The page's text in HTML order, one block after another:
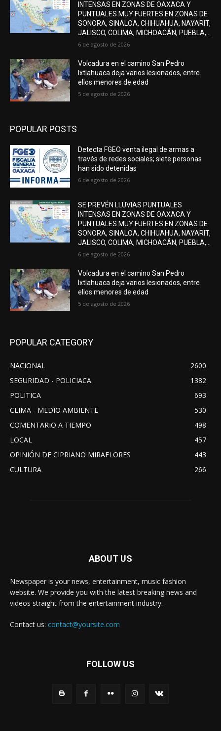
INTENSAS EN ZONAS DE OAXACA Y
PUNTUALES MUY FUERTES EN ZONAS DE
SONORA, SINALOA, CHIHUAHUA, NAYARIT,
JALISCO, COLIMA, MICHOACÁN, PUEBLA,...
6 de agosto de 2026
Volcadura en el camino San Pedro
Ixtlahuaca deja varios lesionados, entre
ellos menores de edad
5 de agosto de 2026
POPULAR POSTS
Detecta FGEO venta ilegal de armas a
través de redes sociales; siete personas
han sido detenidas
6 de agosto de 2026
SE PREVÉN LLUVIAS PUNTUALES
INTENSAS EN ZONAS DE OAXACA Y
PUNTUALES MUY FUERTES EN ZONAS DE
SONORA, SINALOA, CHIHUAHUA, NAYARIT,
JALISCO, COLIMA, MICHOACÁN, PUEBLA,...
6 de agosto de 2026
Volcadura en el camino San Pedro
Ixtlahuaca deja varios lesionados, entre
ellos menores de edad
5 de agosto de 2026
POPULAR CATEGORY
NACIONAL
2600
SEGURIDAD - POLICIACA
1382
POLITICA
693
CLIMA - MEDIO AMBIENTE
530
COMENTARIO A TIEMPO
498
LOCAL
457
OPINIÓN DE CIPRIANO MIRAFLORES
443
CULTURA
266
ABOUT US
Newspaper is your news, entertainment, music fashion
website. We provide you with the latest breaking news and
videos straight from the entertainment industry.
Contact us: contact@yoursite.com
FOLLOW US